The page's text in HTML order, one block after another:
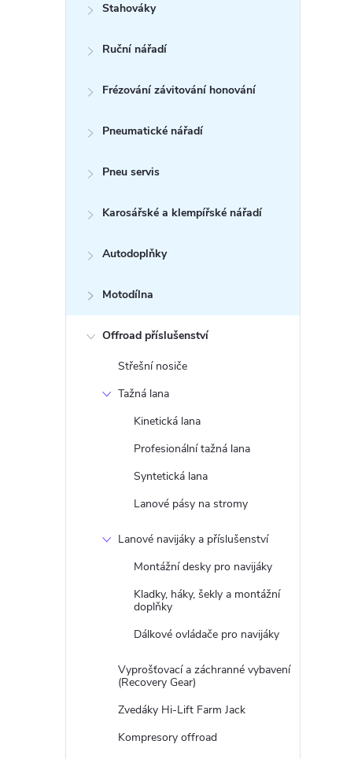
Stahováky
Ruční nářadí
Frézování závitování honování
Pneumatické nářadí
Pneu servis
Karosářské a klempířské nářadí
Autodoplňky
Motodílna
Offroad příslušenství
Střešní nosiče
Tažná lana
Kinetická lana
Profesionální tažná lana
Syntetická lana
Lanové pásy na stromy
Lanové navijáky a příslušenství
Montážní desky pro navijáky
Kladky, háky, šekly a montážní
doplňky
Dálkové ovládače pro navijáky
Vyprošťovací a záchranné vybavení
(Recovery Gear)
Zvedáky Hi-Lift Farm Jack
Kompresory offroad